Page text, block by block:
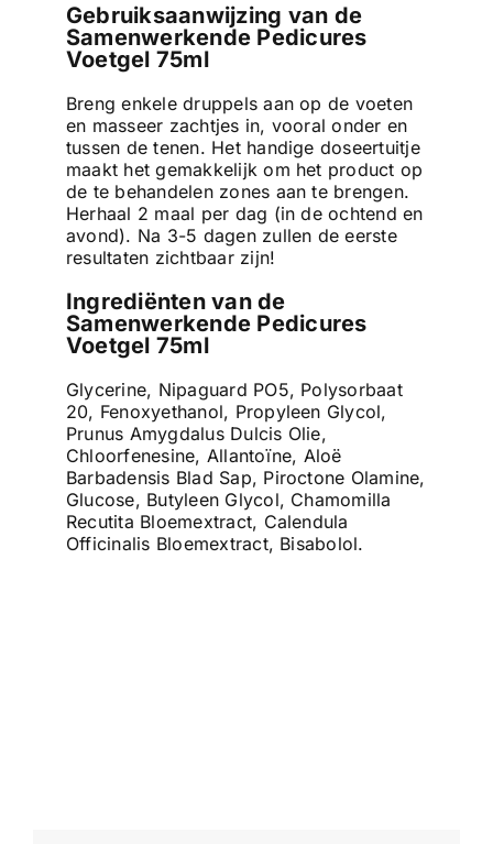
Gebruiksaanwijzing van de
Samenwerkende Pedicures
Voetgel 75ml
Breng enkele druppels aan op de voeten
en masseer zachtjes in, vooral onder en
tussen de tenen. Het handige doseertuitje
maakt het gemakkelijk om het product op
de te behandelen zones aan te brengen.
Herhaal 2 maal per dag (in de ochtend en
avond). Na 3-5 dagen zullen de eerste
resultaten zichtbaar zijn!
Ingrediënten van de
Samenwerkende Pedicures
Voetgel 75ml
Glycerine, Nipaguard PO5, Polysorbaat
20, Fenoxyethanol, Propyleen Glycol,
Prunus Amygdalus Dulcis Olie,
Chloorfenesine, Allantoïne, Aloë
Barbadensis Blad Sap, Piroctone Olamine,
Glucose, Butyleen Glycol, Chamomilla
Recutita Bloemextract, Calendula
Officinalis Bloemextract, Bisabolol.